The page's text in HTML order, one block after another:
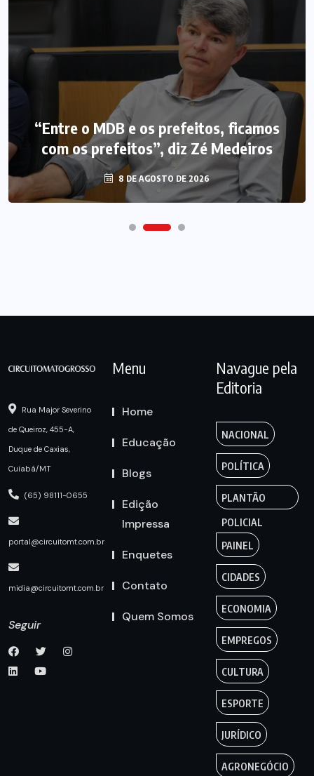
“Entre o MDB e os prefeitos, ficamos
com os prefeitos”, diz Zé Medeiros
8 DE AGOSTO DE 2026
Rua Major Severino
de Queiroz, 455-A,
Duque de Caxias,
Cuiabá/MT
(65) 98111-0655
portal@circuitomt.com.br
midia@circuitomt.com.br
Seguir
Menu
Home
Educação
Blogs
Edição
Impressa
Enquetes
Contato
Quem Somos
Navague pela
Editoria
NACIONAL
POLÍTICA
PLANTÃO
POLICIAL
PAINEL
CIDADES
ECONOMIA
EMPREGOS
CULTURA
ESPORTE
JURÍDICO
AGRONEGÓCIO